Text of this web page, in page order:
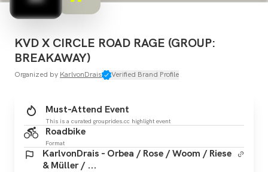
KVD X CIRCLE ROAD RAGE (GROUP:
BREAKAWAY)
Organized by KarlvonDrais Verified Brand Profile
Must-Attend Event
This is a curated grouprides.cc highlight event
Roadbike
Format
KarlvonDrais - Orbea / Rose / Woom / Riese
& Müller / ...